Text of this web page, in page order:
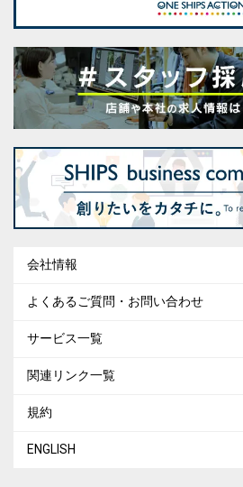
会社情報
よくあるご質問・お問い合わせ
サービス一覧
関連リンク一覧
規約
ENGLISH